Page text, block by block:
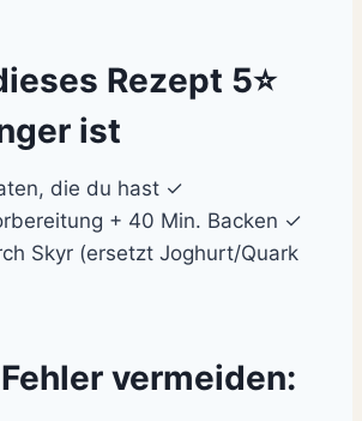
Rezept 5⭐
ist
die du hast ✓
+ 40 Min. Backen ✓
Skyr (ersetzt Joghurt/Quark
vermeiden: